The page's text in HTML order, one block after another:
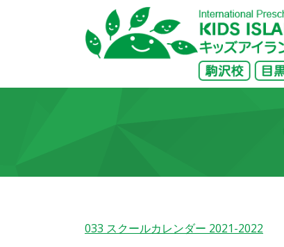
033 スクールカレンダー 2021-2022